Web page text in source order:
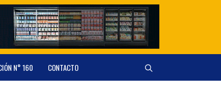
N° 160 CONTACTO